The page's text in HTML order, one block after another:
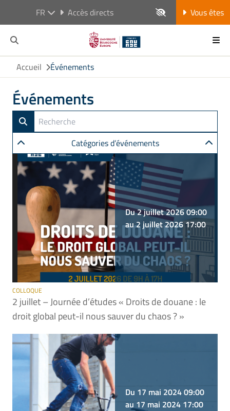
FR Accès directs Vous êtes
Accueil Événements
Événements
Catégories d’événements
Du 2 juillet 2026 09:00
au 2 juillet 2026 17:00
COLLOQUE
2 juillet – Journée d’études « Droits de douane : le
droit global peut-il nous sauver du chaos ? »
Du 17 mai 2024 09:00
au 17 mai 2024 17:00